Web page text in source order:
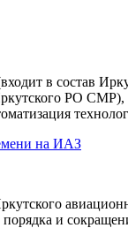
в состав
РО СМР),
на ИАЗ
и